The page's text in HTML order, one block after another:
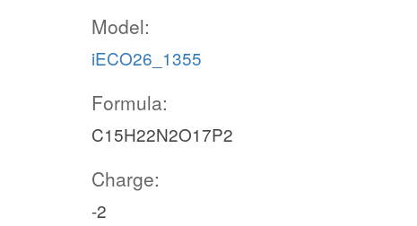
Model:
iECO26_1355
Formula:
C15H22N2O17P2
Charge:
-2